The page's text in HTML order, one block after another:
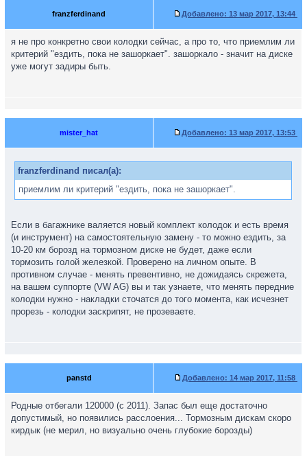
franzferdinand Добавлено: 13 мар 2017, 13:44
я не про конкретно свои колодки сейчас, а про то, что приемлим ли
критерий "ездить, пока не зашоркает". зашоркало - значит на диске
уже могут задиры быть.
mister_hat Добавлено: 13 мар 2017, 13:53
franzferdinand писал(а):
приемлим ли критерий "ездить, пока не зашоркает".
Если в багажнике валяется новый комплект колодок и есть время
(и инструмент) на самостоятельную замену - то можно ездить, за
10-20 км борозд на тормозном диске не будет, даже если
тормозить голой железкой. Проверено на личном опыте. В
противном случае - менять превентивно, не дожидаясь скрежета,
на вашем суппорте (VW AG) вы и так узнаете, что менять передние
колодки нужно - накладки сточатся до того момента, как исчезнет
прорезь - колодки заскрипят, не прозеваете.
panstd Добавлено: 14 мар 2017, 11:58
Родные отбегали 120000 (с 2011). Запас был еще достаточно
допустимый, но появились расслоения... Тормозным дискам скоро
кирдык (не мерил, но визуально очень глубокие борозды)